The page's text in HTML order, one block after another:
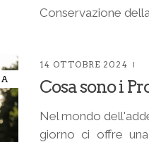
Conservazione
14 OTTOBRE 2024
Cosa sono i
Nel mondo
giorno ci offre